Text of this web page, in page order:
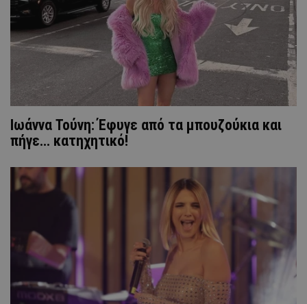
Ιωάννα Τούνη: Έφυγε από τα μπουζούκια και
πήγε... κατηχητικό!